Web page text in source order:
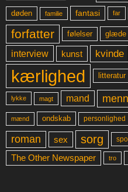
døden familie fantasi far
forfatter
følelser glæde
interview kunst kvinde
kærlighed litteratur
lykke magt mand
mænd ondskab personlighed
roman sex sorg
The Other Newspaper tro